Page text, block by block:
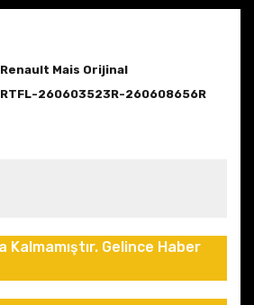
Renault Mais Orijinal
RTFL-260603523R-260608656R
Gelince Haber